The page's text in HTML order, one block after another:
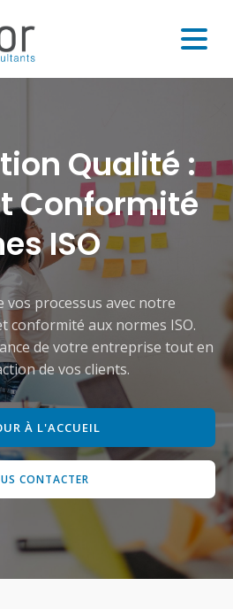
Qualité :
Conformité
ISO
vos processus avec notre
conformité aux normes ISO.
de votre entreprise tout en
de vos clients.
À L'ACCUEIL
CONTACTER